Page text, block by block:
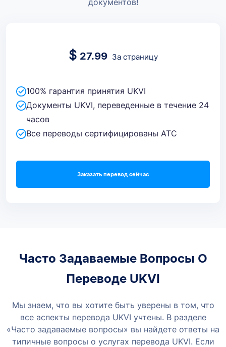
$ 27.99 За страницу
100% гарантия принятия UKVI
Документы UKVI, переведенные в течение 24
часов
Все переводы сертифицированы ATC
Заказать перевод сейчас
Часто Задаваемые Вопросы О
Переводе UKVI
Мы знаем, что вы хотите быть уверены в том, что
все аспекты перевода UKVI учтены. В разделе
«Часто задаваемые вопросы» вы найдете ответы на
типичные вопросы о услугах перевода UKVI. Если